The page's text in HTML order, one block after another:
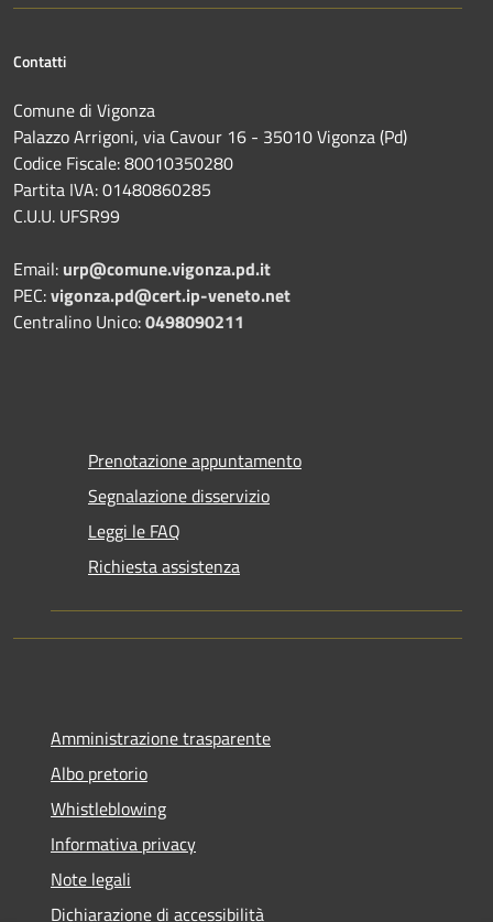
Contatti
Comune di Vigonza
Palazzo Arrigoni, via Cavour 16 - 35010 Vigonza (Pd)
Codice Fiscale: 80010350280
Partita IVA: 01480860285
C.U.U. UFSR99
Email: urp@comune.vigonza.pd.it
PEC:vigonza.pd@cert.ip-veneto.net
Centralino Unico:0498090211
Prenotazione appuntamento
Segnalazione disservizio
Leggi le FAQ
Richiesta assistenza
Amministrazione trasparente
Albo pretorio
Whistleblowing
Informativa privacy
Note legali
Dichiarazione di accessibilità